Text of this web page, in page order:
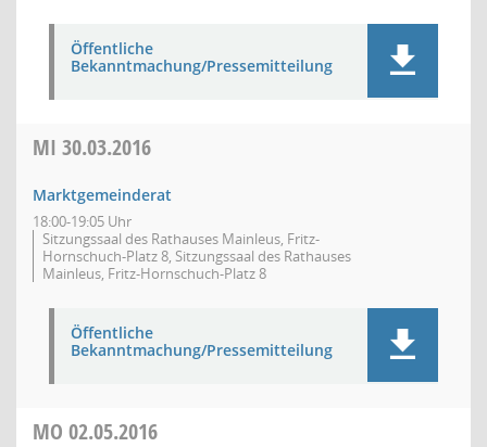
Öffentliche
Bekanntmachung/Pressemitteilung
MI 30.03.2016
Marktgemeinderat
18:00-19:05 Uhr
Sitzungssaal des Rathauses Mainleus, Fritz-
Hornschuch-Platz 8, Sitzungssaal des Rathauses
Mainleus, Fritz-Hornschuch-Platz 8
Öffentliche
Bekanntmachung/Pressemitteilung
MO 02.05.2016